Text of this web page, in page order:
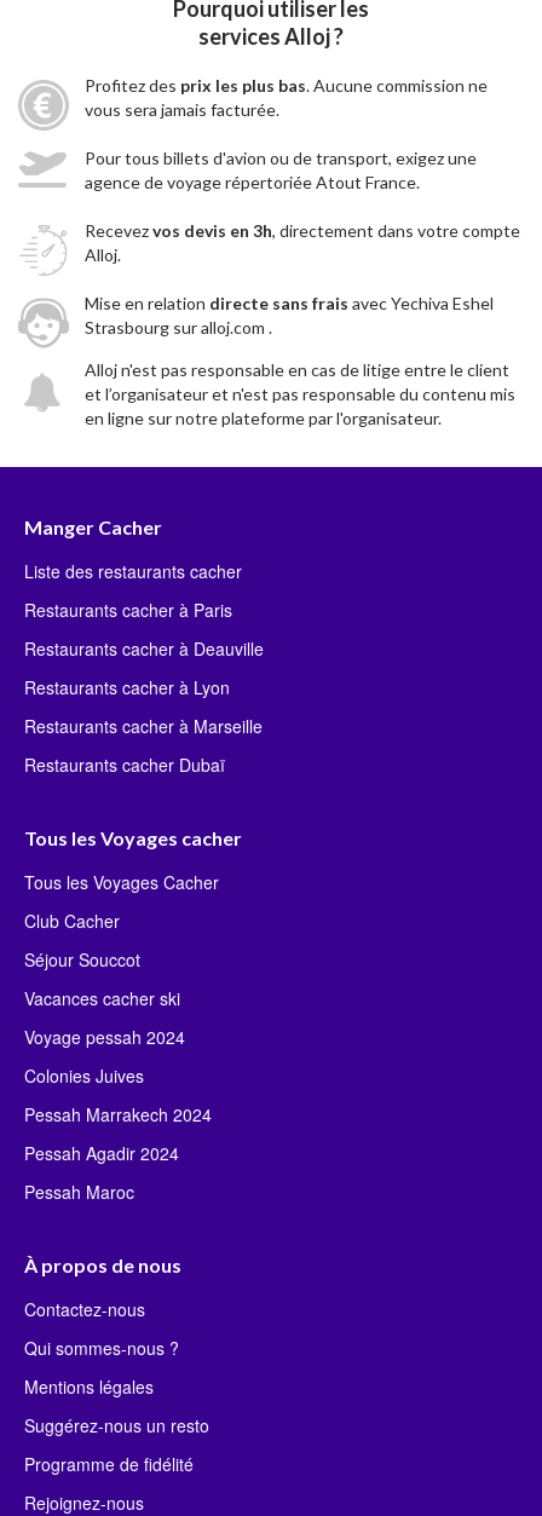
Pourquoi utiliser les
services Alloj ?
Profitez des prix les plus bas. Aucune commission ne
vous sera jamais facturée.
Pour tous billets d'avion ou de transport, exigez une
agence de voyage répertoriée Atout France.
Recevezvos devis en 3h, directement dans votre compte
Alloj.
Mise en relation directe sans frais avec Yechiva Eshel
Strasbourg sur alloj.com .
Alloj n'est pas responsable en cas de litige entre le client
et l’organisateur et n'est pas responsable du contenu mis
en ligne sur notre plateforme par l'organisateur.
Manger Cacher
Liste des restaurants cacher
Restaurants cacher à Paris
Restaurants cacher à Deauville
Restaurants cacher à Lyon
Restaurants cacher à Marseille
Restaurants cacher Dubaï
Tous les Voyages cacher
Tous les Voyages Cacher
Club Cacher
Séjour Souccot
Vacances cacher ski
Voyage pessah 2024
Colonies Juives
Pessah Marrakech 2024
Pessah Agadir 2024
Pessah Maroc
À propos de nous
Contactez-nous
Qui sommes-nous ?
Mentions légales
Suggérez-nous un resto
Programme de fidélité
Rejoignez-nous